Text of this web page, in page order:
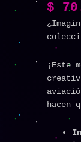
$
¡Este
hacen
35
y
realista
en
cantidad